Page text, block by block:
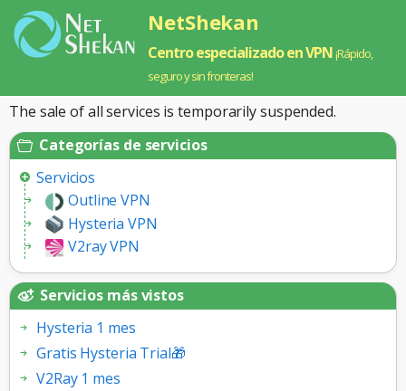
NetShekan
Centro especializado en VPN¡Rápido,
seguro y sin fronteras!
The sale of all services is temporarily suspended.
Categorías de servicios
Servicios
Outline VPN
Hysteria VPN
V2ray VPN
Servicios más vistos
Hysteria 1 mes
Gratis Hysteria Trial🎁
V2Ray 1 mes